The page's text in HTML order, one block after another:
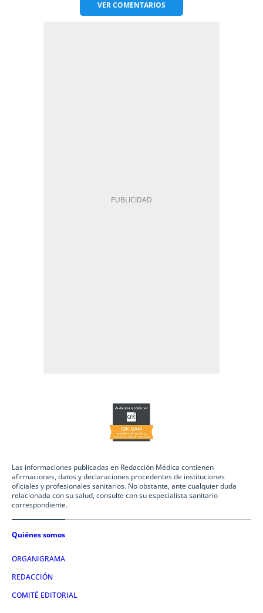
VERCOMENTARIOS
Las informaciones publicadas en Redacción Médica contienen
afirmaciones, datos y declaraciones procedentes de instituciones
oficiales y profesionales sanitarios. No obstante, ante cualquier duda
relacionada con su salud, consulte con su especialista sanitario
correspondiente.
Quiénes somos
ORGANIGRAMA
REDACCIÓN
COMITÉ EDITORIAL